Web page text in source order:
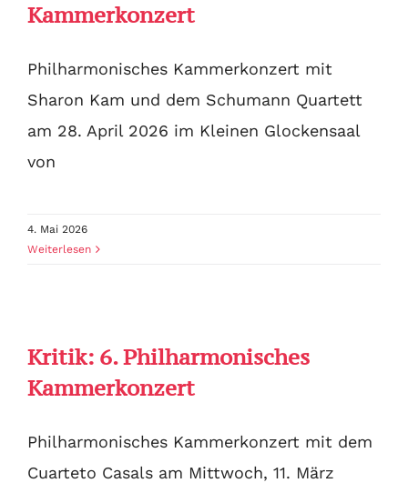
Kammerkonzert
Philharmonisches Kammerkonzert mit
Sharon Kam und dem Schumann Quartett
am 28. April 2026 im Kleinen Glockensaal
von
4. Mai 2026
Weiterlesen
Kritik: 6. Philharmonisches
Kammerkonzert
Philharmonisches Kammerkonzert mit dem
Cuarteto Casals am Mittwoch, 11. März